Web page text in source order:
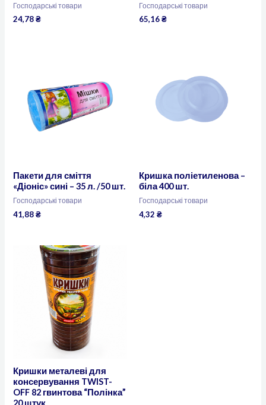
Господарські товари
24,78₴
Господарські товари
65,16₴
Пакети для сміття
«Діоніс» сині – 35 л. /50 шт.
Господарські товари
41,88₴
Кришка поліетиленова –
біла 400 шт.
Господарські товари
4,32 ₴
Кришки металеві для
консервування TWIST-
OFF 82 гвинтова “Полінка”
20 штук